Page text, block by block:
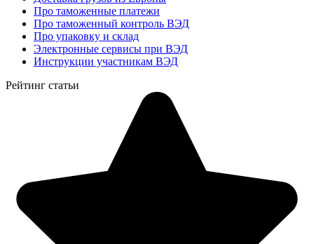
Про таможенные платежи
Про таможенный контроль ВЭД
Про упаковку и склад
Электронные сервисы при ВЭД
Инструкции участникам ВЭД
Рейтинг статьи